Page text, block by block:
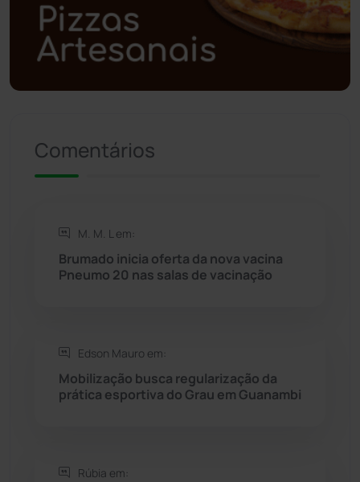
Polícia Militar (27)
Política
Riacho de Santana
Rio do Antônio
Rio do Pires
Seabra
Comentários
M. M. L em:
Brumado inicia oferta da nova vacina
Pneumo 20 nas salas de vacinação
Edson Mauro em:
Mobilização busca regularização da
prática esportiva do Grau em Guanambi
Rúbia em: